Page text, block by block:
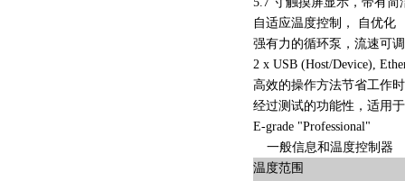
自适应温度控制， 自优化
强有力的循环泵，流速可
2 x USB (Host/Device),
高效的操作方法节省工作
经过测试的功能性，适用
E-grade "Professional"
一般信息和温度控制器
温度范围